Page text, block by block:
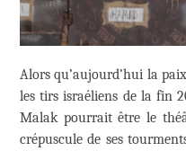
Alors qu’aujourd’hui la
les tirs israéliens de la fin
Malak pourrait être le
crépuscule de ses